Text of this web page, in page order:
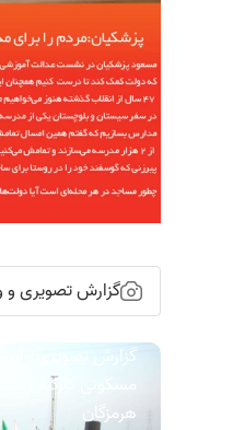
گزارش تصویری و
مسکونی کارکنان
هرمزگان